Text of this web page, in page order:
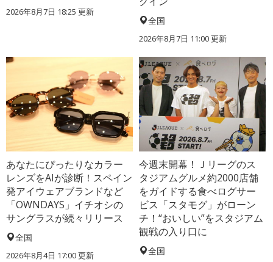
2026年8月7日 18:25 更新
全国
2026年8月7日 11:00更新
あなたにぴったりなカラー
レンズをAIが診断！スペイン
発アイウェアブランドなど
「OWNDAYS」イチオシの
サングラスが続々リリース
全国
2026年8月4日 17:00更新
今週末開幕！Ｊリーグのス
タジアムグルメ約2000店舗
をガイドする食べログサー
ビス「スタモグ」がローン
チ！“おいしい”をスタジアム
観戦の入り口に
全国